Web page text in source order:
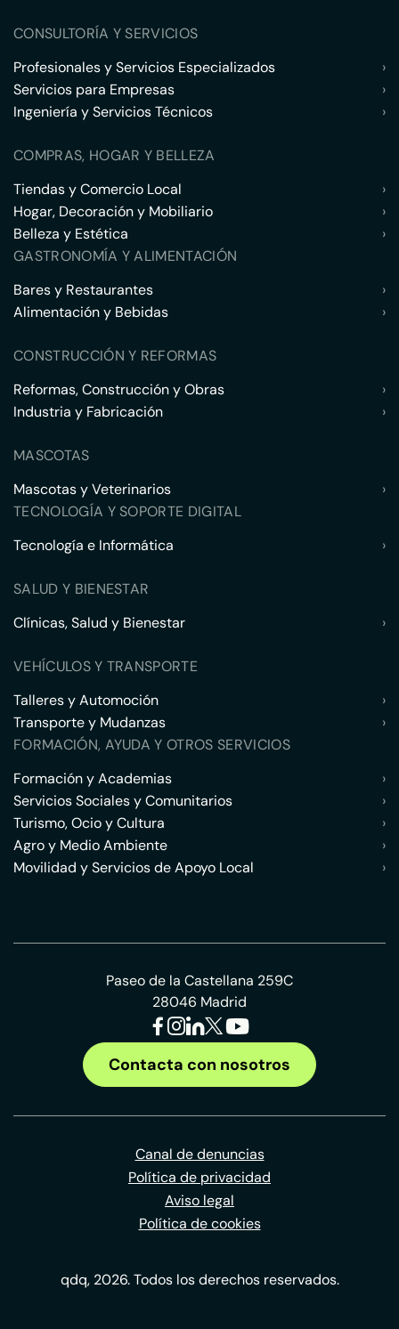
CONSULTORÍA Y SERVICIOS
Profesionales y Servicios Especializados
›
Servicios para Empresas
›
Ingeniería y Servicios Técnicos
›
COMPRAS, HOGAR Y BELLEZA
Tiendas y Comercio Local
›
Hogar, Decoración y Mobiliario
›
Belleza y Estética
›
GASTRONOMÍA Y ALIMENTACIÓN
Bares y Restaurantes
›
Alimentación y Bebidas
›
CONSTRUCCIÓN Y REFORMAS
Reformas, Construcción y Obras
›
Industria y Fabricación
›
MASCOTAS
Mascotas y Veterinarios
›
TECNOLOGÍA Y SOPORTE DIGITAL
Tecnología e Informática
›
SALUD Y BIENESTAR
Clínicas, Salud y Bienestar
›
VEHÍCULOS Y TRANSPORTE
Talleres y Automoción
›
Transporte y Mudanzas
›
FORMACIÓN, AYUDA Y OTROS SERVICIOS
Formación y Academias
›
Servicios Sociales y Comunitarios
›
Turismo, Ocio y Cultura
›
Agro y Medio Ambiente
›
Movilidad y Servicios de Apoyo Local
›
Paseo de la Castellana 259C
28046 Madrid
Contacta con nosotros
Canal de denuncias
Política de privacidad
Aviso legal
Política de cookies
qdq, 2026. Todos los derechos reservados.